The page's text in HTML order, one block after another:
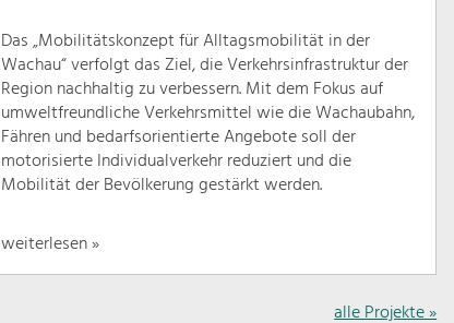
Das „Mobilitätskonzept für Alltagsmobilität in der
Wachau“ verfolgt das Ziel, die Verkehrsinfrastruktur der
Region nachhaltig zu verbessern. Mit dem Fokus auf
umweltfreundliche Verkehrsmittel wie die Wachaubahn,
Fähren und bedarfsorientierte Angebote soll der
motorisierte Individualverkehr reduziert und die
Mobilität der Bevölkerung gestärkt werden.
weiterlesen »
alle Projekte »